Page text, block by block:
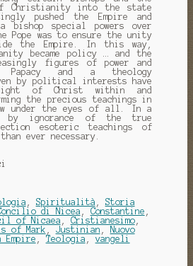
Christianity into the state
pushed the Empire and
bishop special powers over
Pope was to ensure the unity
the Empire. In this way,
became policy … and the
figures of power and
Papacy and a theology
by political interests have
of Christ within and
the precious teachings in
under the eyes of all.
In a
by ignorance of the true
esoteric teachings of
ever necessary.
Spiritualità
Storia
di Nicea Constantine
of Nicaea Cristianesimo,
of Mark Justinian
Nuovo
Empire Teologia vangeli